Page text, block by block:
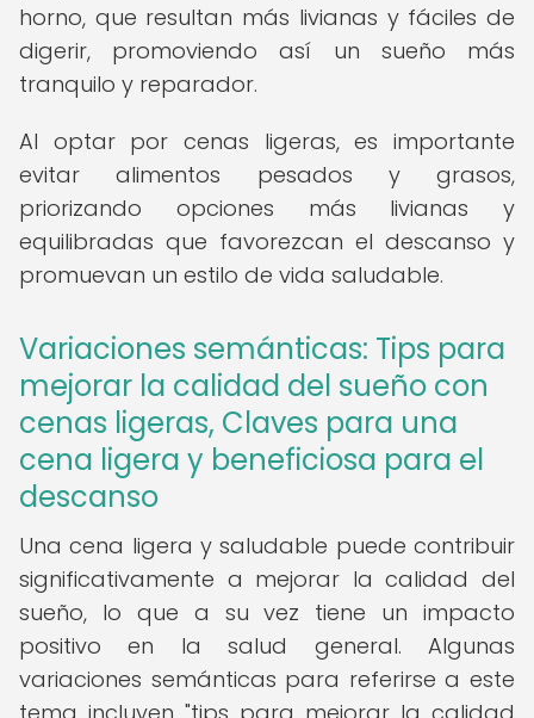
horno, que resultan más livianas y fáciles de
digerir, promoviendo así un sueño más
tranquilo y reparador.
Al optar por cenas ligeras, es importante
evitar alimentos pesados y grasos,
priorizando opciones más livianas y
equilibradas que favorezcan el descanso y
promuevan un estilo de vida saludable.
Variaciones semánticas: Tips para
mejorar la calidad del sueño con
cenas ligeras, Claves para una
cena ligera y beneficiosa para el
descanso
Una cena ligera y saludable puede contribuir
significativamente a mejorar la calidad del
sueño, lo que a su vez tiene un impacto
positivo en la salud general. Algunas
variaciones semánticas para referirse a este